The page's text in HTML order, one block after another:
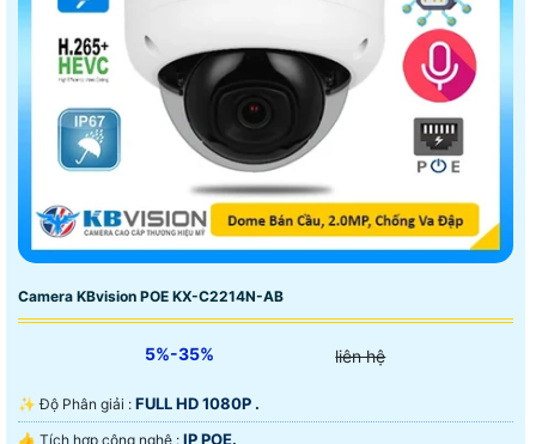
Camera KBvision POE KX-C2214N-AB
5%-35% liên hệ
✨ Độ Phân giải : FULL HD 1080P .
👍 Tích hợp công nghệ : IP POE.